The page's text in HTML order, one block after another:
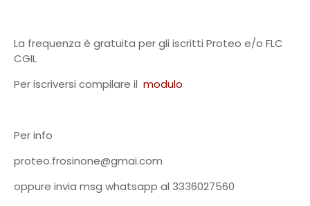
La frequenza è gratuita per gli iscritti Proteo e/o FLC
CGIL
Per iscriversi compilare il modulo
Per info
proteo.frosinone@gmai.com
oppure invia msg whatsapp al 3336027560